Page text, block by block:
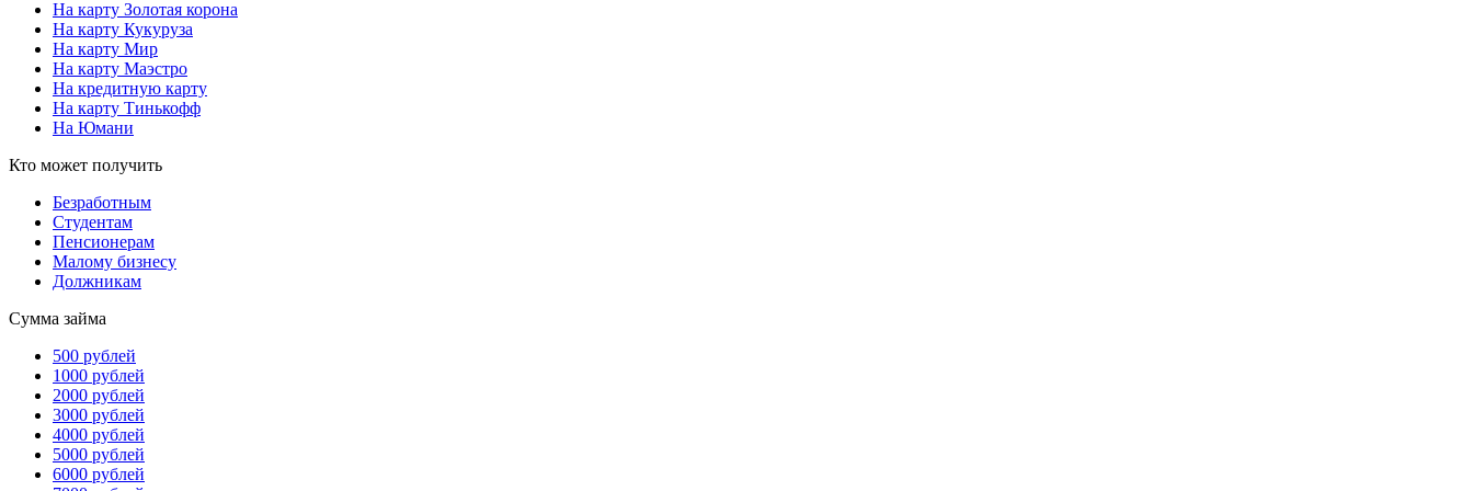
На карту Золотая корона
На карту Кукуруза
На карту Мир
На карту Маэстро
На кредитную карту
На карту Тинькофф
На Юмани
Кто может получить
Безработным
Студентам
Пенсионерам
Малому бизнесу
Должникам
Сумма займа
500 рублей
1000 рублей
2000 рублей
3000 рублей
4000 рублей
5000 рублей
6000 рублей